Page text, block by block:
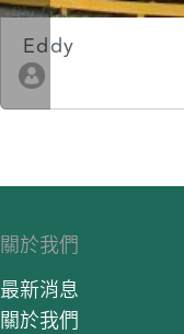
Eddy
關於我們
最新消息
關於我們